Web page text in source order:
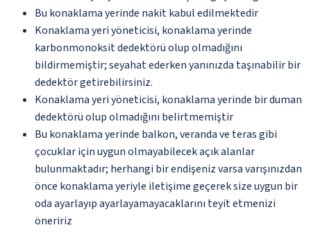
Bu konaklama yerinde nakit kabul edilmektedir
Konaklama yeri yöneticisi, konaklama yerinde
karbonmonoksit dedektörü olup olmadığını
bildirmemiştir; seyahat ederken yanınızda taşınabilir bir
dedektör getirebilirsiniz.
Konaklama yeri yöneticisi, konaklama yerinde bir duman
dedektörü olup olmadığını belirtmemiştir
Bu konaklama yerinde balkon, veranda ve teras gibi
çocuklar için uygun olmayabilecek açık alanlar
bulunmaktadır; herhangi bir endişeniz varsa varışınızdan
önce konaklama yeriyle iletişime geçerek size uygun bir
oda ayarlayıp ayarlayamayacaklarını teyit etmenizi
öneririz